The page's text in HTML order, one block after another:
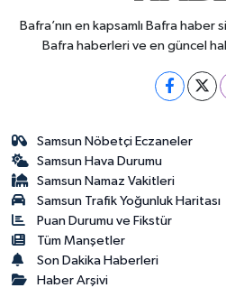
Bafra’nın en kapsamlı Bafra haber
Bafra haberleri ve en güncel
Samsun Nöbetçi Eczaneler
Samsun Hava Durumu
Samsun Namaz Vakitleri
Samsun Trafik Yoğunluk Haritası
Puan Durumu ve Fikstür
Tüm Manşetler
Son Dakika Haberleri
Haber Arşivi